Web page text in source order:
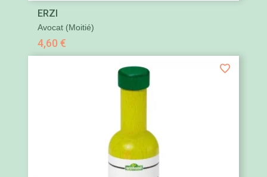
ERZI
Avocat (moitié)
4,60 €